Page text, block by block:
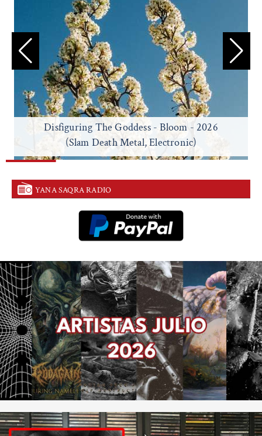
Disfiguring The Goddess - Bloom - 2026
(Slam Death Metal, Electronic)
YANA SAQRA RADIO